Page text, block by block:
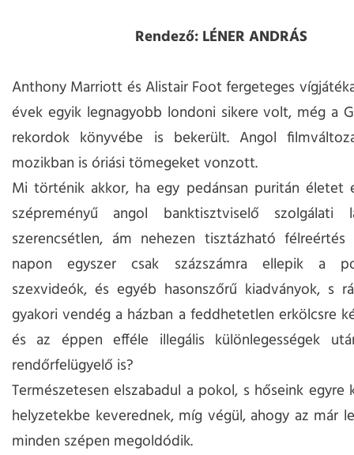
Rendező: LÉNER ANDRÁS
Anthony Marriott és Alistair Foot fergeteges
évek egyik legnagyobb londoni sikere volt, még a
rekordok könyvébe is bekerült. Angol
mozikban is óriási tömegeket vonzott.
Mi történik akkor, ha egy pedánsan puritán életet
szépreményű angol banktisztviselő szolgálati
szerencsétlen, ám nehezen tisztázható
napon egyszer csak százszámra ellepik a
szexvideók, és egyéb hasonszőrű kiadványok, s
gyakori vendég a házban a feddhetetlen erkölcsre
és az éppen efféle illegális különlegességek
rendőrfelügyelő is?
Természetesen elszabadul a pokol, s hőseink egyre
helyzetekbe keverednek, míg végül, ahogy az már
minden szépen megoldódik.